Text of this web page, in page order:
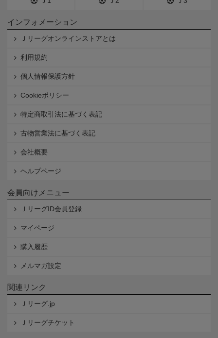
インフォメーション
Ｊリーグオンラインストアとは
利用規約
個人情報保護方針
Cookieポリシー
特定商取引法に基づく表記
古物営業法に基づく表記
会社概要
ヘルプページ
会員向けメニュー
ＪリーグID会員登録
マイページ
購入履歴
メルマガ設定
関連リンク
Ｊリーグ.jp
Ｊリーグチケット